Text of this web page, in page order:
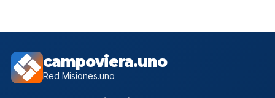
campoviera.uno
Red Misiones.uno